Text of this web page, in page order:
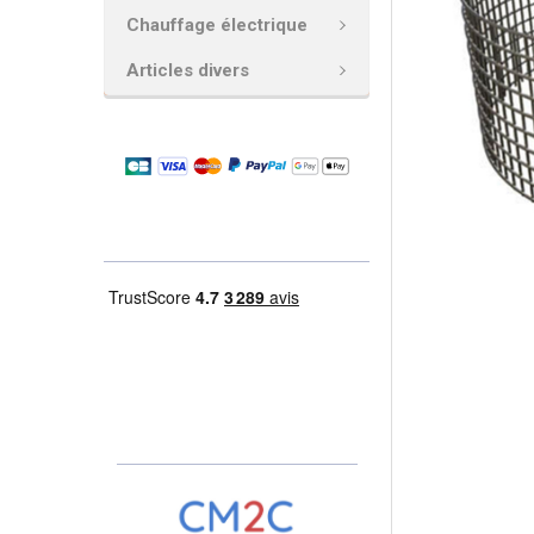
Chauffage électrique
Articles divers
AJOUTER
LA
SÉLECTION
AU PANIER